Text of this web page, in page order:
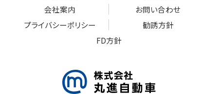
会社案内
お問い合わせ
プライバシーポリシー
勧誘方針
FD方針